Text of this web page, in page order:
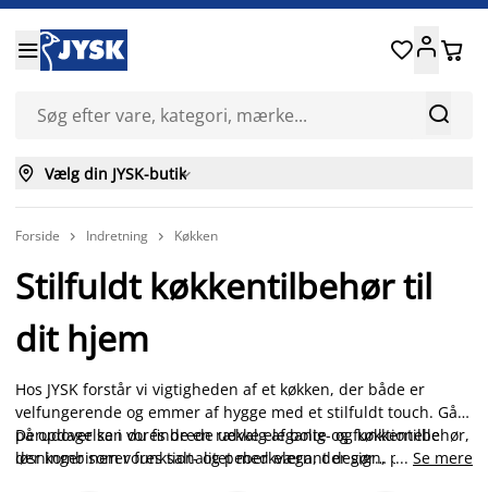


 
 Vælg din JYSK-butik
Forside  Indretning  Køkken
Stilfuldt køkkentilbehør til
dit hjem
Hos JYSK forstår vi vigtigheden af et køkken, der både er
velfungerende og emmer af hygge med et stilfuldt touch. Gå
på opdagelse i vores brede udvalg af bolig- og køkkentilbehør,
der kombinerer funktionalitet med elegant design, perfekt til
Derudover kan du finde en række elegante og funktionelle
løsninger som vores salt- og peberkværn, der gør
... Se mere